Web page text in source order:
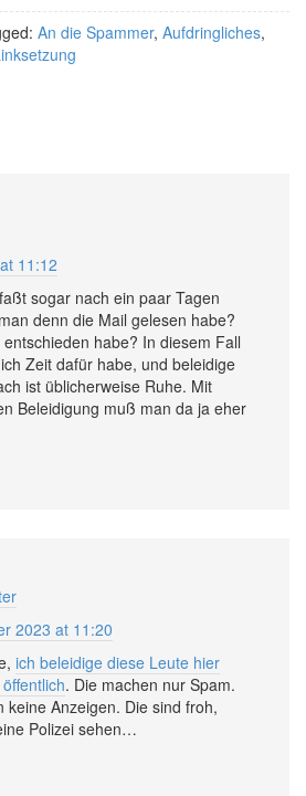
An die Spammer, Aufdringliches,
11:12
sogar nach ein paar Tagen
denn die Mail gelesen habe?
habe? In diesem Fall
Zeit dafür habe, und beleidige
ist üblicherweise Ruhe. Mit
Beleidigung muß man da ja eher
2023 at 11:20
ich beleidige diese Leute hier
. Die machen nur Spam.
keine Anzeigen. Die sind froh,
Polizei sehen…